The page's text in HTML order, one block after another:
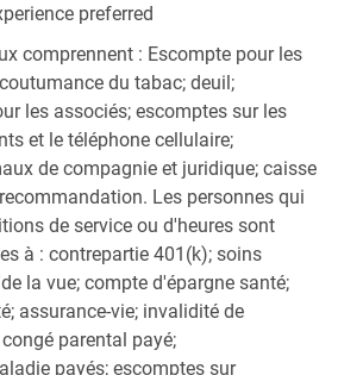
preferred
comprennent : Escompte pour les
du tabac; deuil;
les associés; escomptes sur les
et le téléphone cellulaire;
de compagnie et juridique; caisse
Les personnes qui
de service ou d'heures sont
à : contrepartie 401(k); soins
la vue; compte d'épargne santé;
assurance-vie; invalidité de
parental payé;
payés; escomptes sur